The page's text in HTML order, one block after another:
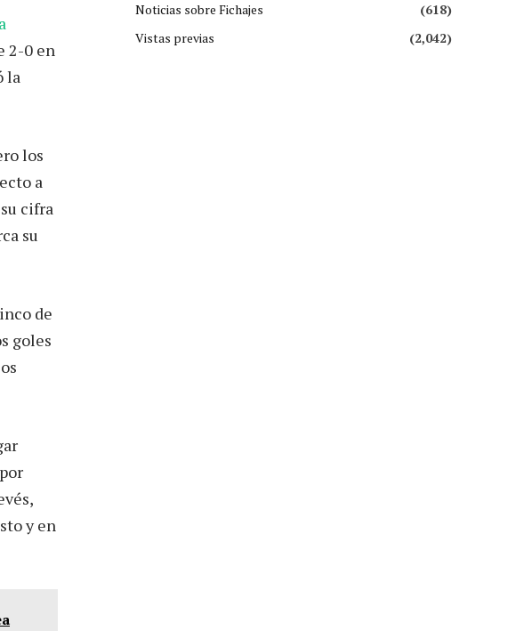
2-0 en
la
los
a
cifra
su
de
goles
y en
Noticias sobre Fichajes
(618)
Vistas previas
(2,042)